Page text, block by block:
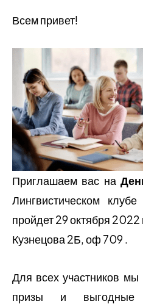
Всем привет!
Приглашаем вас на
Лингвистическом
пройдет 29 октября
Кузнецова 2Б, оф 709 .
Для всех участников
призы и выгодные